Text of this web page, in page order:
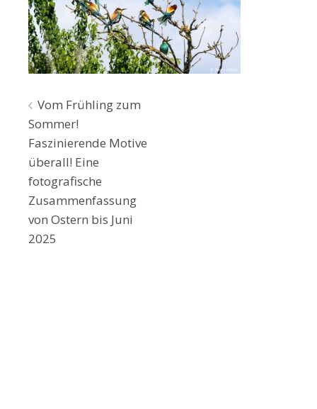
Beitragsnavigation
Vom Frühling zum
Sommer!
Faszinierende Motive
überall! Eine
fotografische
Zusammenfassung
von Ostern bis Juni
2025